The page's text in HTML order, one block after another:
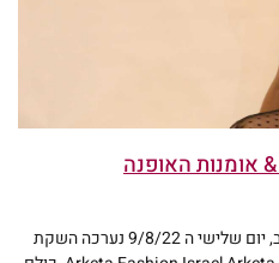
Arketa Fashion Israel אתמול בערב, יום שלישי ה 9/8/22 נערכה השקת